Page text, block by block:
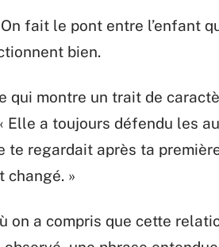
fait le pont entre l’enfant
bien.
qui montre un trait de
Elle a toujours défendu les
te regardait après ta
changé. »
on a compris que cette